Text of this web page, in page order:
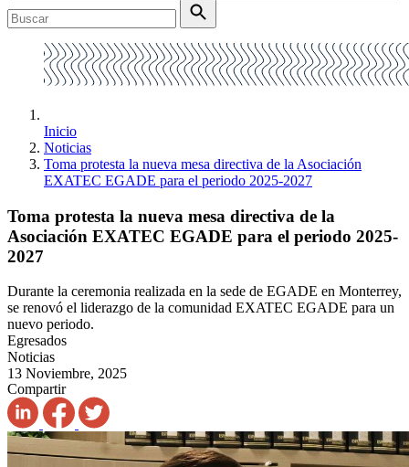
Inicio
Noticias
Toma protesta la nueva mesa directiva de la Asociación
EXATEC EGADE para el periodo 2025-2027
Toma protesta la nueva mesa directiva de la
Asociación EXATEC EGADE para el periodo 2025-
2027
Durante la ceremonia realizada en la sede de EGADE en Monterrey,
se renovó el liderazgo de la comunidad EXATEC EGADE para un
nuevo periodo.
Egresados
Noticias
13 Noviembre, 2025
Compartir